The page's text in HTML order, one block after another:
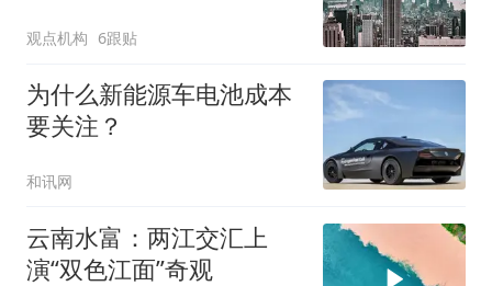
观点机构 6跟贴
为什么新能源车电池成本
要关注？
和讯网
云南水富：两江交汇上
演“双色江面”奇观